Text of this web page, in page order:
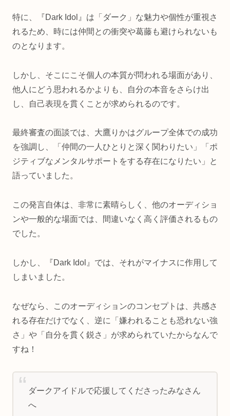
特に、『Dark Idol』は「ダーク」な魅力や個性が重視さ
れるため、時には仲間との衝突や葛藤も避けられないも
のとなります。
しかし、そこにこそ個人の本質が問われる場面があり、
他人にどう思われるかよりも、自分の本音をさらけ出
し、自己表現を貫くことが求められるのです。
最終審査の面談では、大鷹りかはグループ全体での成功
を強調し、「仲間の一人ひとりと深く関わりたい」「ポ
ジティブなメンタルサポートをする存在になりたい」と
語っていました。
この発言自体は、非常に素晴らしく、他のオーディショ
ンや一般的な場面では、間違いなく高く評価されるもの
でした。
しかし、『Dark Idol』では、それがマイナスに作用して
しまいました。
なぜなら、このオーディションのコンセプトは、共感さ
れる存在だけでなく、逆に「嫌われることも恐れない強
さ」や「自分を貫く鋭さ」が求められていたからなんで
すね！
ダークアイドルで応援してくださったみなさん
へ